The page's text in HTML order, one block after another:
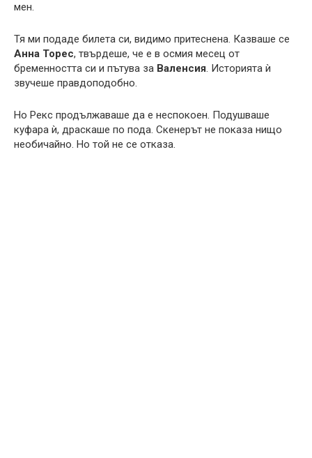
мен.
Тя ми подаде билета си, видимо притеснена. Казваше се
Анна Торес, твърдеше, че е в осмия месец от
бременността си и пътува за Валенсия. Историята ѝ
звучеше правдоподобно.
Но Рекс продължаваше да е неспокоен. Подушваше
куфара ѝ, драскаше по пода. Скенерът не показа нищо
необичайно. Но той не се отказа.